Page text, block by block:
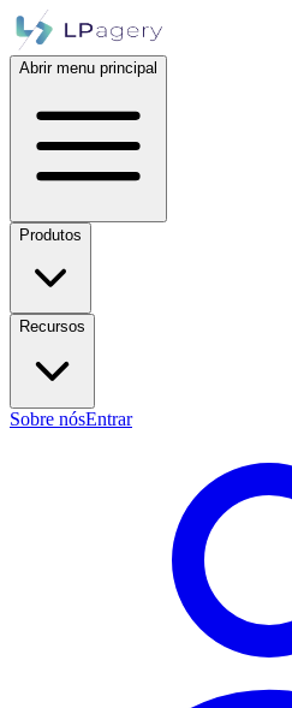
Abrir menu principal
Produtos
Recursos
Sobre nósEntrar